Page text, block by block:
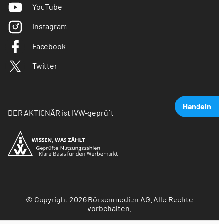
Handeln
YouTube
Instagram
Facebook
Twitter
DER AKTIONÄR ist IVW-geprüft
© Copyright 2026 Börsenmedien AG. Alle Rechte
vorbehalten.